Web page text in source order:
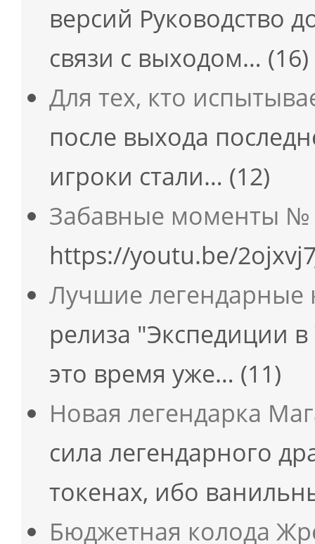
версий Руководство
связи с выходом… (16)
Для тех, кто
после выхода
игроки стали… (12)
Забавные моменты №
https://youtu.be/
Лучшие легендарные
релиза "Экспедиции
это время уже… (11)
Новая легендарка
сила легендарного
токенах, ибо
Бюджетная колода